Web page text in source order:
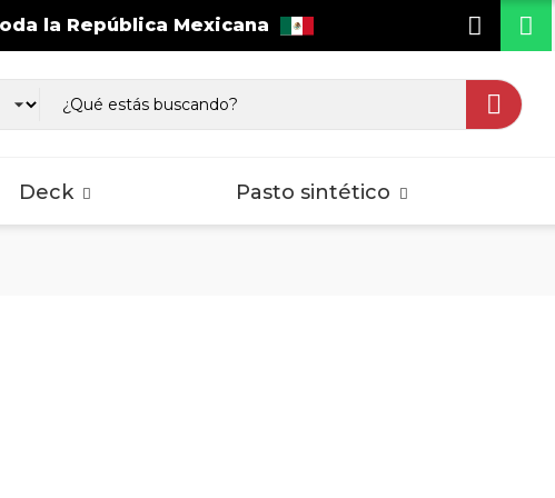
la República Mexicana
Deck Pasto sintético
Laminados
Pisos Laminados